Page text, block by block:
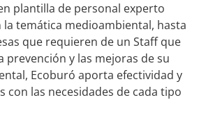
plantilla de personal experto
temática medioambiental, hasta
que requieren de un Staff que
prevención y las mejoras de su
Ecoburó aporta efectividad y
con las necesidades de cada tipo